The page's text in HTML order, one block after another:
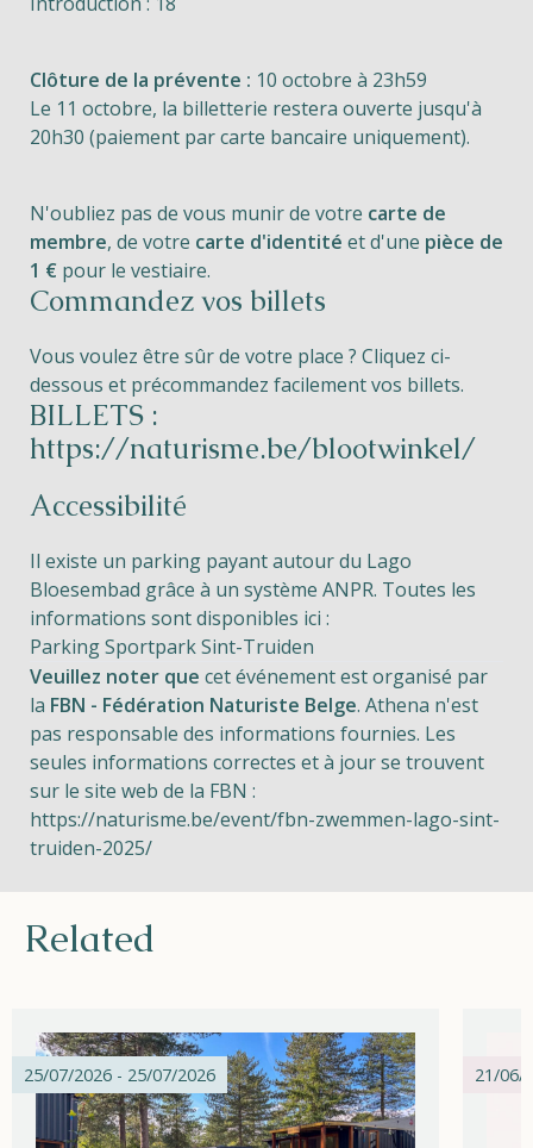
Clôture de la prévente : 10 octobre à 23h59
Le 11 octobre, la billetterie restera ouverte jusqu'à
20h30 (paiement par carte bancaire uniquement).
N'oubliez pas de vous munir de votre carte de
membre, de votre carte d'identité et d'une pièce de
1 € pour le vestiaire.
Commandez vos billets
Vous voulez être sûr de votre place ? Cliquez ci-
dessous et précommandez facilement vos billets.
BILLETS :
https://naturisme.be/blootwinkel/
Accessibilité
Il existe un parking payant autour du Lago
Bloesembad grâce à un système ANPR. Toutes les
informations sont disponibles ici :
Parking Sportpark Sint-Truiden
Veuillez noter que cet événement est organisé par
la FBN - Fédération Naturiste Belge. Athena n'est
pas responsable des informations fournies. Les
seules informations correctes et à jour se trouvent
sur le site web de la FBN :
https://naturisme.be/event/fbn-zwemmen-lago-sint-
truiden-2025/
Related
25/07/2026 - 25/07/2026 21/06/